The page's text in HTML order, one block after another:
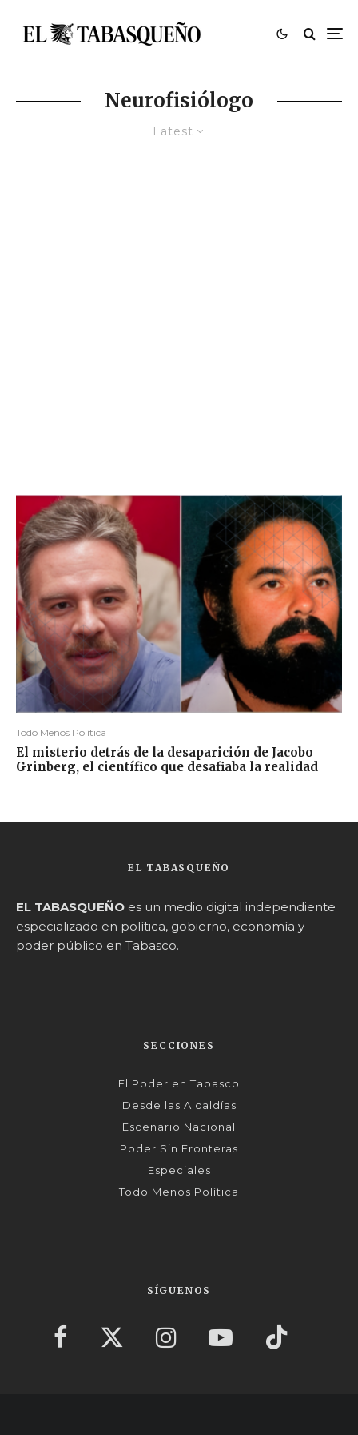
Neurofisiólogo
Latest
Todo Menos Política
El misterio detrás de la desaparición de Jacobo
Grinberg, el científico que desafiaba la realidad
EL TABASQUEÑO
EL TABASQUEÑO es un medio digital independiente
especializado en política, gobierno, economía y
poder público en Tabasco.
SECCIONES
El Poder en Tabasco
Desde las Alcaldías
Escenario Nacional
Poder Sin Fronteras
Especiales
Todo Menos Política
SÍGUENOS